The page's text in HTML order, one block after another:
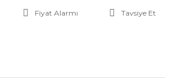
Fiyat Alarmı
Tavsiye Et